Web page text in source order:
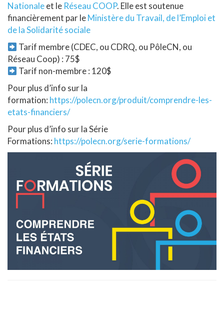
Nationaleet le Réseau COOP. Elle est soutenue
financièrement par leMinistère du Travail, de l’Emploi et
de la Solidarité sociale
Tarif membre (CDEC, ou CDRQ, ou PôleCN, ou
Réseau Coop) : 75$
Tarif non-membre : 120$
Pour plus d’info sur la
formation: https://polecn.org/produit/comprendre-les-
etats-financiers/
Pour plus d’info sur la Série
Formations: https://polecn.org/serie-formations/